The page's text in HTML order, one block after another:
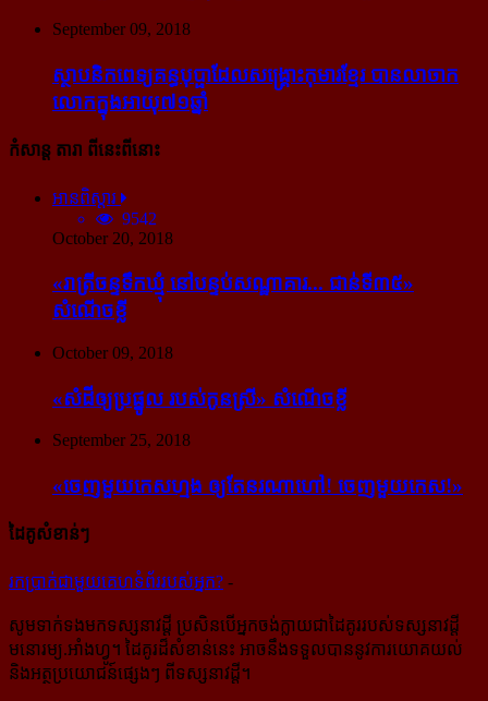
September 09, 2018
ស្ថាបនិក​ពេទ្យ​គន្ធបុប្ផា​ដែល​សង្គ្រោះ​កុមារ​ខ្មែរ​ បាន​លាចាក​
លោក​ក្នុង​អាយុ​៧១ឆ្នាំ
កំសាន្ដ តារា ពីនេះពីនោះ
អានពិស្ដារ
9542
October 20, 2018
«រាត្រីចន្ទទឹកឃ្មុំ នៅបន្ទប់សណ្ឋាគារ... ជាន់ទី៣៥»
សំណើចខ្លី
October 09, 2018
«សំដី​ឲ្យ​ប្រផ្នូល របស់​កូនស្រី» សំណើចខ្លី
September 25, 2018
«ចេញ​មួយ​កេស​ហ្មង ឲ្យ​តែ​នរណា​ហៅ! ចេញ​មួយ​កេស!»
ដៃគូសំខាន់ៗ
រក​​ប្រាក់​​ជា​​មួយ​​គេហទំព័រ​​របស់​​អ្នក? -
សូម​ទាក់ទង​មក​ទស្សនាវដ្ដី ប្រសិន​បើ​អ្នក​ចង់​ក្លាយ​ជា​ដៃគូរ​របស់​ទស្សនាវដ្ដី​
មនោរម្យ.អាំងហ្វូ។ ដៃ​គូរ​ដ៏​សំខាន់​នេះ អាច​នឹង​ទទួល​បាន​នូវ​ការ​យោគយល់
និង​អត្ថ​ប្រយោជន៍​ផ្សេងៗ ពីទស្សនាវដ្ដី។